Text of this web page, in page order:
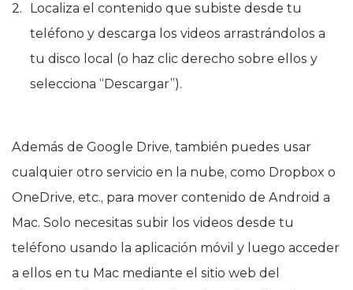
Localiza el contenido que subiste desde tu
teléfono y descarga los videos arrastrándolos a
tu disco local (o haz clic derecho sobre ellos y
selecciona “Descargar”).
Además de Google Drive, también puedes usar
cualquier otro servicio en la nube, como Dropbox o
OneDrive, etc., para mover contenido de Android a
Mac. Solo necesitas subir los videos desde tu
teléfono usando la aplicación móvil y luego acceder
a ellos en tu Mac mediante el sitio web del